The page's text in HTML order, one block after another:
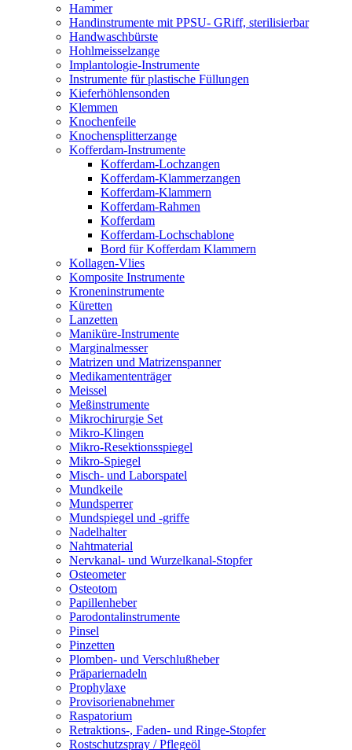
Hammer
Handinstrumente mit PPSU- GRiff, sterilisierbar
Handwaschbürste
Hohlmeisselzange
Implantologie-Instrumente
Instrumente für plastische Füllungen
Kieferhöhlensonden
Klemmen
Knochenfeile
Knochensplitterzange
Kofferdam-Instrumente
Kofferdam-Lochzangen
Kofferdam-Klammerzangen
Kofferdam-Klammern
Kofferdam-Rahmen
Kofferdam
Kofferdam-Lochschablone
Bord für Kofferdam Klammern
Kollagen-Vlies
Komposite Instrumente
Kroneninstrumente
Küretten
Lanzetten
Maniküre-Instrumente
Marginalmesser
Matrizen und Matrizenspanner
Medikamententräger
Meissel
Meßinstrumente
Mikrochirurgie Set
Mikro-Klingen
Mikro-Resektionsspiegel
Mikro-Spiegel
Misch- und Laborspatel
Mundkeile
Mundsperrer
Mundspiegel und -griffe
Nadelhalter
Nahtmaterial
Nervkanal- und Wurzelkanal-Stopfer
Osteometer
Osteotom
Papillenheber
Parodontalinstrumente
Pinsel
Pinzetten
Plomben- und Verschlußheber
Präpariernadeln
Prophylaxe
Provisorienabnehmer
Raspatorium
Retraktions-, Faden- und Ringe-Stopfer
Rostschutzspray / Pflegeöl